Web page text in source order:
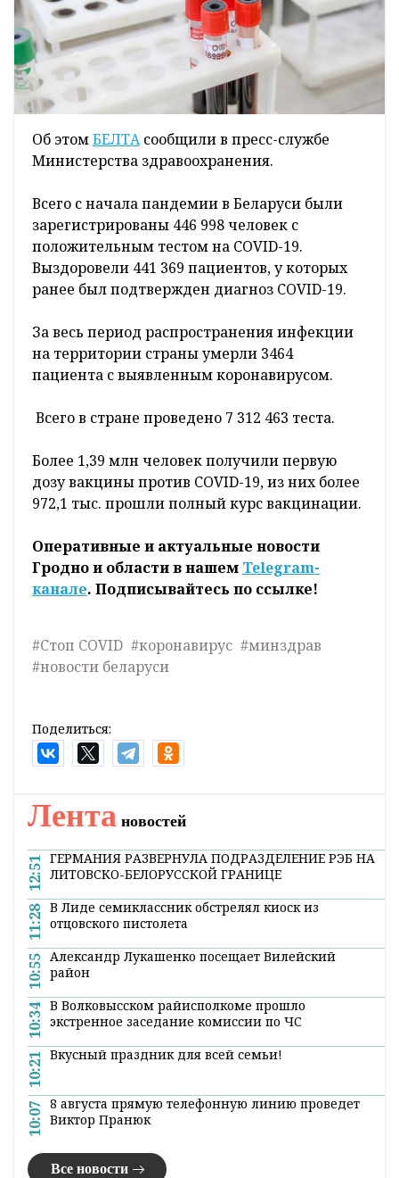
Об этомБЕЛТАсообщили в пресс-службе
Министерства здравоохранения.
Всего с начала пандемии в Беларуси были
зарегистрированы 446 998 человек с
положительным тестом на COVID-19.
Выздоровели 441 369 пациентов, у которых
ранее был подтвержден диагноз COVID-19.
За весь период распространения инфекции
на территории страны умерли 3464
пациента с выявленным коронавирусом.
Всего в стране проведено 7 312 463 теста.
Более 1,39 млн человек получили первую
дозу вакцины против COVID-19, из них более
972,1 тыс. прошли полный курс вакцинации.
Оперативные и актуальные новости
Гродно и области в нашем Telegram-
канале. Подписывайтесь по ссылке!
#Стоп COVID #коронавирус #минздрав
#новости беларуси
Поделиться:
Лента новостей
12:51 ГЕРМАНИЯ РАЗВЕРНУЛА ПОДРАЗДЕЛЕНИЕ РЭБ НА
ЛИТОВСКО-БЕЛОРУССКОЙ ГРАНИЦЕ
11:28 В Лиде семиклассник обстрелял киоск из
отцовского пистолета
10:55 Александр Лукашенко посещает Вилейский
район
10:34 В Волковысском райисполкоме прошло
экстренное заседание комиссии по ЧС
10:21 Вкусный праздник для всей семьи!
10:07 8 августа прямую телефонную линию проведет
Виктор Пранюк
Все новости